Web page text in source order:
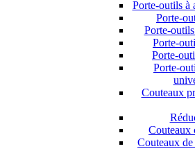
Porte-outils à
Porte-
Porte-
Porte-
Porte-
Porte-
Couteaux
Couteaux
Couteaux